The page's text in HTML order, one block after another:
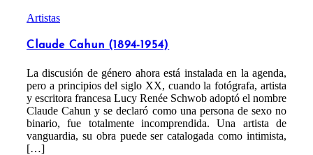
Artistas
Claude Cahun (1894-1954)
La discusión de género ahora está instalada en la agenda,
pero a principios del siglo XX, cuando la fotógrafa, artista
y escritora francesa Lucy Renée Schwob adoptó el nombre
Claude Cahun y se declaró como una persona de sexo no
binario, fue totalmente incomprendida. Una artista de
vanguardia, su obra puede ser catalogada como intimista,
[…]